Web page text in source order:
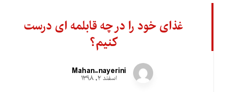
غذای خود را در چه قابلمه ای درست
کنیم؟
Mahan-nayerini
اسفند ۲, ۱۳۹۸